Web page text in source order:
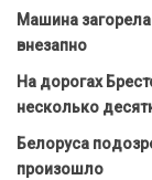
Машина
внезапно
На дорогах
несколько
Белоруса
произошло